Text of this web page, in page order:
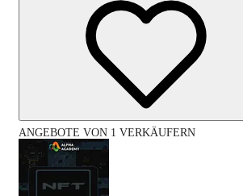
ANGEBOTE VON 1 VERKÄUFERN